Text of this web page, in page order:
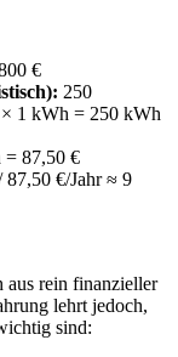
€
250
1 kWh = 250 kWh
= 87,50 €
87,50 €/Jahr ≈ 9
aus rein finanzieller
lehrt jedoch,
sind: